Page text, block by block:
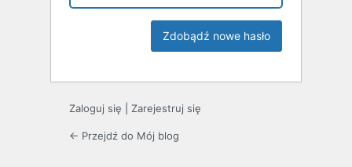
Zaloguj się Zarejestruj się
← Przejdź do Mój blog